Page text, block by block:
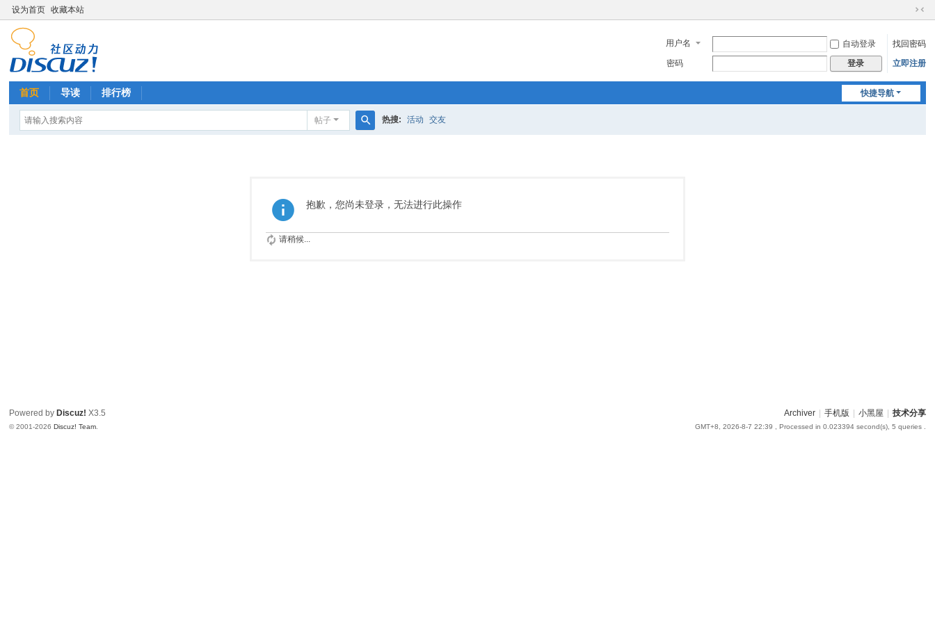
设为首页 收藏本站
切
到
窄
用户名 自动登录
找回密码
密码
登录 立即注册
快捷导航
首页 导读 排行榜
帖子 热搜: 活动 交友
抱歉，您尚未登录，无法进行此操作
请稍候...
Archiver 手机版 小黑屋 技术分享
GMT+8, 2026-8-7 22:39 , Processed in 0.023394 second(s), 5 queries .
Powered by Discuz! X3.5
© 2001-2026Discuz! Team